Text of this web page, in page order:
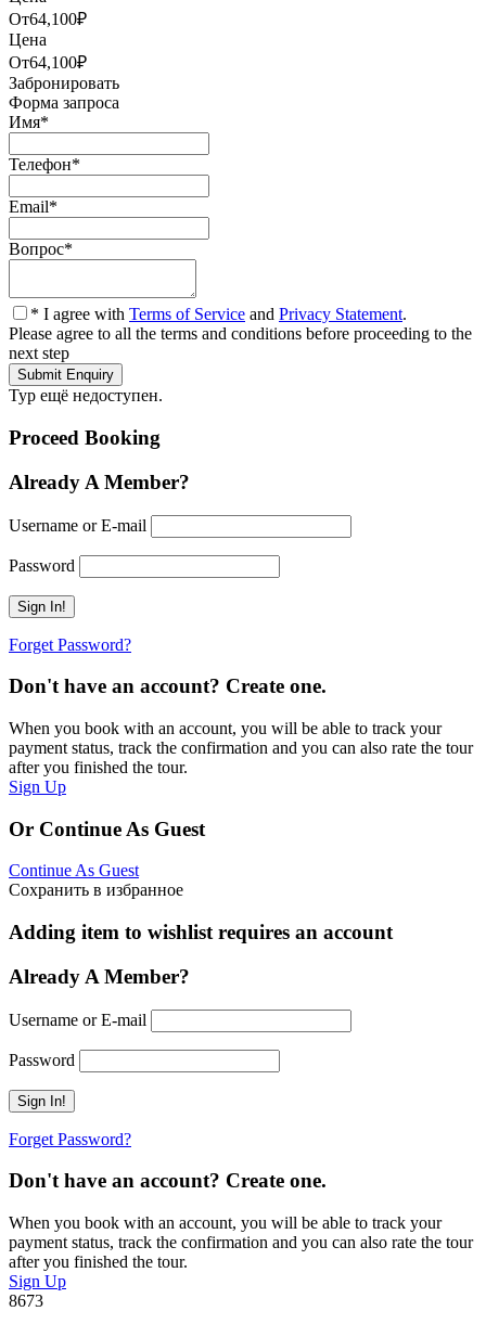
От64,100₽
Цена
От64,100₽
Забронировать
Форма запроса
Имя*
Телефон*
Email*
Вопрос*
* I agree with Terms of Service and Privacy Statement.
Please agree to all the terms and conditions before proceeding to the
next step
Тур ещё недоступен.
Proceed Booking
Already A Member?
Username or E-mail
Password
Forget Password?
Don't have an account? Create one.
When you book with an account, you will be able to track your
payment status, track the confirmation and you can also rate the tour
after you finished the tour.
Sign Up
Or Continue As Guest
Continue As Guest
Сохранить в избранное
Adding item to wishlist requires an account
Already A Member?
Username or E-mail
Password
Forget Password?
Don't have an account? Create one.
When you book with an account, you will be able to track your
payment status, track the confirmation and you can also rate the tour
after you finished the tour.
Sign Up
8673